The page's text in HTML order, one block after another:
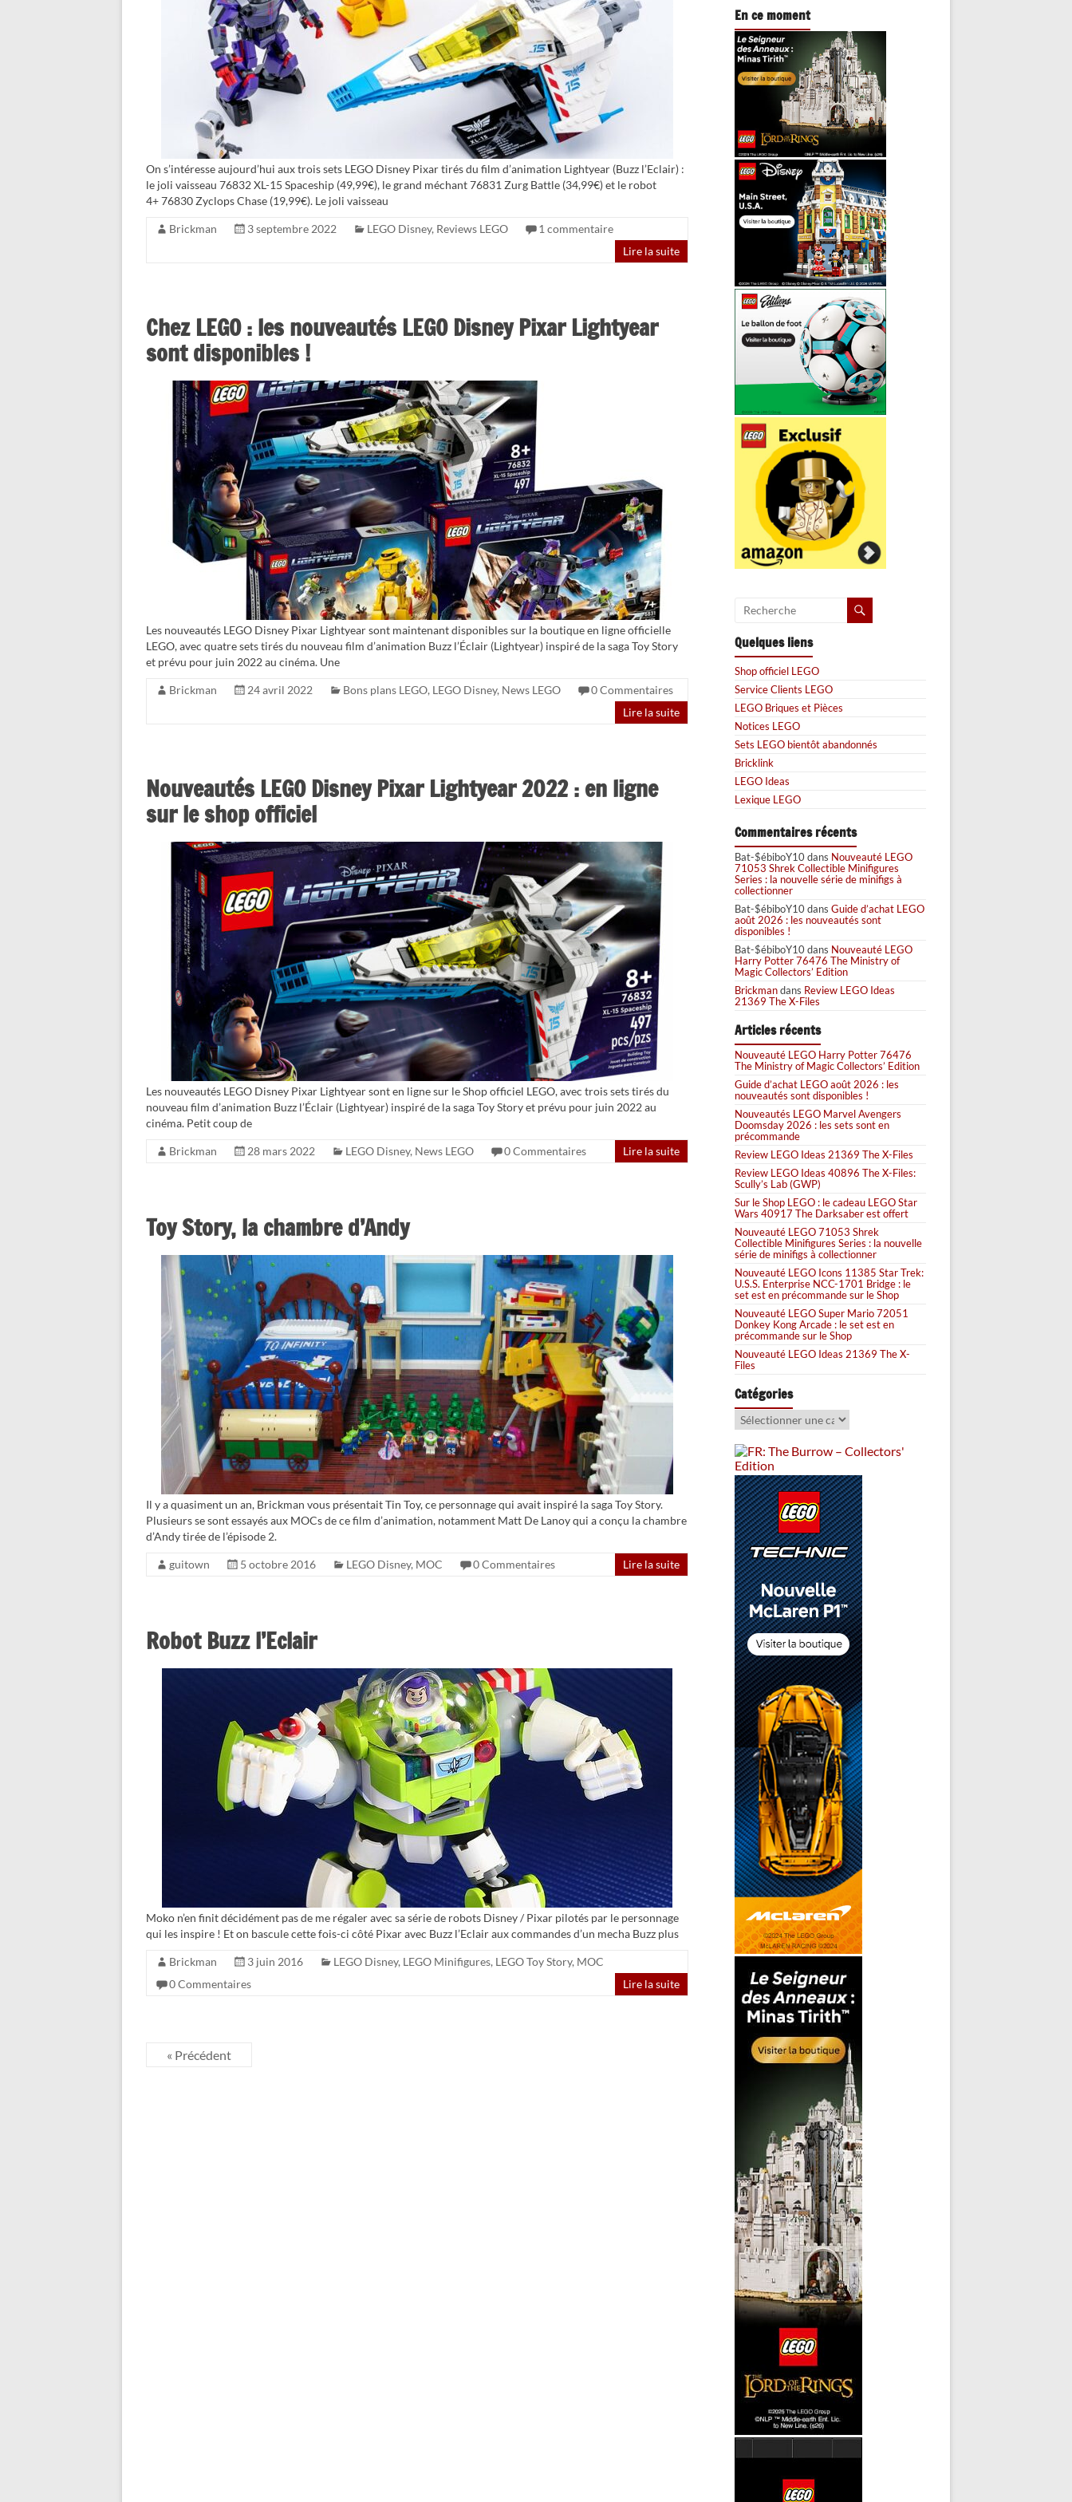
On s’intéresse aujourd’hui aux trois sets LEGO Disney Pixar tirés du film d’animation Lightyear (Buzz l’Eclair) :
le joli vaisseau 76832 XL-15 Spaceship (49,99€), le grand méchant 76831 Zurg Battle (34,99€) et le robot
4+ 76830 Zyclops Chase (19,99€). Le joli vaisseau
Brickman 3 septembre 2022 LEGO Disney, Reviews LEGO
1 commentaire
Lire la suite
Chez LEGO : les nouveautés LEGO Disney Pixar Lightyear
sont disponibles !
Les nouveautés LEGO Disney Pixar Lightyear sont maintenant disponibles sur la boutique en ligne officielle
LEGO, avec quatre sets tirés du nouveau film d’animation Buzz l’Éclair (Lightyear) inspiré de la saga Toy Story
et prévu pour juin 2022 au cinéma. Une
Brickman 24 avril 2022 Bons plans LEGO, LEGO Disney, News LEGO
0 Commentaires
Lire la suite
Nouveautés LEGO Disney Pixar Lightyear 2022 : en ligne
sur le shop officiel
Les nouveautés LEGO Disney Pixar Lightyear sont en ligne sur le Shop officiel LEGO, avec trois sets tirés du
nouveau film d’animation Buzz l’Éclair (Lightyear) inspiré de la saga Toy Story et prévu pour juin 2022 au
cinéma. Petit coup de
Brickman 28 mars 2022 LEGO Disney, News LEGO 0 Commentaires Lire la suite
Toy Story, la chambre d’Andy
Il y a quasiment un an, Brickman vous présentait Tin Toy, ce personnage qui avait inspiré la saga Toy Story.
Plusieurs se sont essayés aux MOCs de ce film d’animation, notamment Matt De Lanoy qui a conçu la chambre
d’Andy tirée de l’épisode 2.
guitown 5 octobre 2016 LEGO Disney, MOC 0 Commentaires Lire la suite
Robot Buzz l’Eclair
Moko n’en finit décidément pas de me régaler avec sa série de robots Disney / Pixar pilotés par le personnage
qui les inspire ! Et on bascule cette fois-ci côté Pixar avec Buzz l’Eclair aux commandes d’un mecha Buzz plus
Brickman 3 juin 2016 LEGO Disney, LEGO Minifigures, LEGO Toy Story, MOC
0 Commentaires
Lire la suite
« Précédent
En ce moment
Quelques liens
Shop officiel LEGO
Service Clients LEGO
LEGO Briques et Pièces
Notices LEGO
Sets LEGO bientôt abandonnés
Bricklink
LEGO Ideas
Lexique LEGO
Commentaires récents
Bat-$ébiboY10dans Nouveauté LEGO
71053 Shrek Collectible Minifigures
Series : la nouvelle série de minifigs à
collectionner
Bat-$ébiboY10dans Guide d’achat LEGO
août 2026 : les nouveautés sont
disponibles !
Bat-$ébiboY10dans Nouveauté LEGO
Harry Potter 76476 The Ministry of
Magic Collectors’ Edition
Brickmandans Review LEGO Ideas
21369 The X-Files
Articles récents
Nouveauté LEGO Harry Potter 76476
The Ministry of Magic Collectors’ Edition
Guide d’achat LEGO août 2026 : les
nouveautés sont disponibles !
Nouveautés LEGO Marvel Avengers
Doomsday 2026 : les sets sont en
précommande
Review LEGO Ideas 21369 The X-Files
Review LEGO Ideas 40896 The X-Files:
Scully’s Lab (GWP)
Sur le Shop LEGO : le cadeau LEGO Star
Wars 40917 The Darksaber est offert
Nouveauté LEGO 71053 Shrek
Collectible Minifigures Series : la nouvelle
série de minifigs à collectionner
Nouveauté LEGO Icons 11385 Star Trek:
U.S.S. Enterprise NCC-1701 Bridge : le
set est en précommande sur le Shop
Nouveauté LEGO Super Mario 72051
Donkey Kong Arcade : le set est en
précommande sur le Shop
Nouveauté LEGO Ideas 21369 The X-
Files
Catégories
Catégories